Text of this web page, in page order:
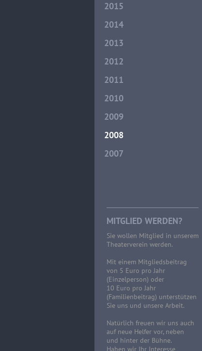
2015
2014
2013
2012
2011
2010
2009
2008
2007
MITGLIED WERDEN?
Sie wollen Mitglied in unserem
Theaterverein werden.
Mit einem Mitgliedsbeitrag
von 5 Euro pro Jahr
(Einzelperson) oder
10 Euro pro Jahr
(Familienbeitrag) unterstützen
Sie uns und unsere Arbeit.
Natürlich freuen wir uns auch
auf neue Helfer vor, neben
und hinter der Bühne.
Haben wir Ihr Interesse